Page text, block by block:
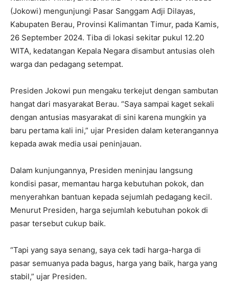
(Jokowi) mengunjungi Pasar Sanggam Adji Dilayas,
Kabupaten Berau, Provinsi Kalimantan Timur, pada Kamis,
26 September 2024. Tiba di lokasi sekitar pukul 12.20
WITA, kedatangan Kepala Negara disambut antusias oleh
warga dan pedagang setempat.
Presiden Jokowi pun mengaku terkejut dengan sambutan
hangat dari masyarakat Berau. “Saya sampai kaget sekali
dengan antusias masyarakat di sini karena mungkin ya
baru pertama kali ini,” ujar Presiden dalam keterangannya
kepada awak media usai peninjauan.
Dalam kunjungannya, Presiden meninjau langsung
kondisi pasar, memantau harga kebutuhan pokok, dan
menyerahkan bantuan kepada sejumlah pedagang kecil.
Menurut Presiden, harga sejumlah kebutuhan pokok di
pasar tersebut cukup baik.
“Tapi yang saya senang, saya cek tadi harga-harga di
pasar semuanya pada bagus, harga yang baik, harga yang
stabil,” ujar Presiden.